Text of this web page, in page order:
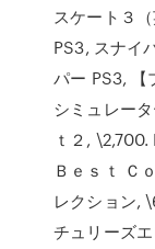
スケート３
PS3, スナイ
パー PS3, 【
シミュレー
ｔ２, \2,700.
Ｂｅｓｔ Ｃ
レクション,
チュリーズ